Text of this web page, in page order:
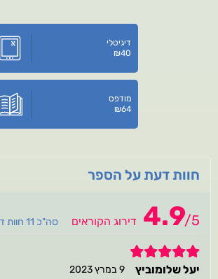
דיגיטלי
₪40
מודפס
₪64
חוות דעת על הספר
4.9/5 דירוג הקוראים סה"כ 11 חוות דעת
5
יעל שלומוביץ
9 במרץ 2023